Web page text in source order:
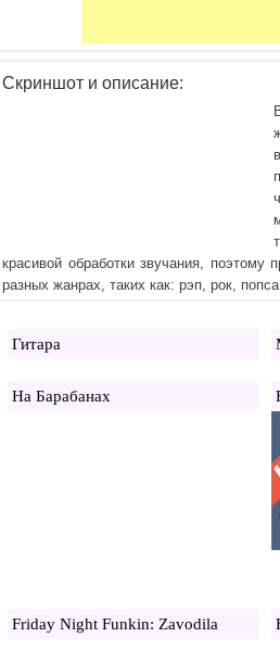
Скриншот и описание:
красивой обработки звучания,
разных жанрах, таких как: рэп, рок,
Гитара
На Барабанах
Friday Night Funkin: Zavodila